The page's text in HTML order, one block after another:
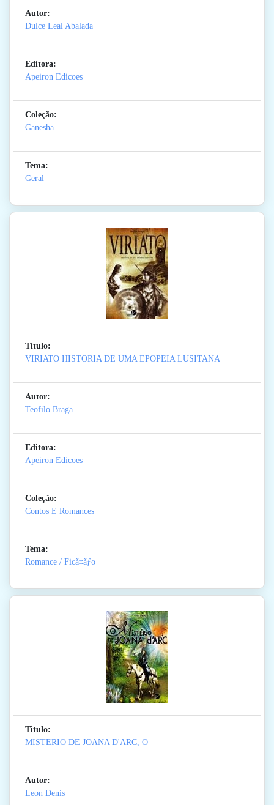
Autor:
Dulce Leal Abalada
Editora:
Apeiron Edicoes
Coleção:
Ganesha
Tema:
Geral
Titulo:
VIRIATO HISTORIA DE UMA EPOPEIA LUSITANA
Autor:
Teofilo Braga
Editora:
Apeiron Edicoes
Coleção:
Contos E Romances
Tema:
Romance / Ficã‡ãƒo
Titulo:
MISTERIO DE JOANA D'ARC, O
Autor:
Leon Denis